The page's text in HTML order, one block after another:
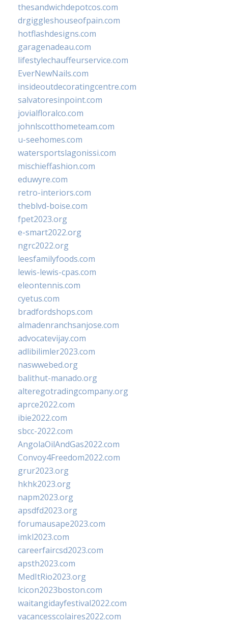
thesandwichdepotcos.com
drgiggleshouseofpain.com
hotflashdesigns.com
garagenadeau.com
lifestylechauffeurservice.com
EverNewNails.com
insideoutdecoratingcentre.com
salvatoresinpoint.com
jovialfloralco.com
johnlscotthometeam.com
u-seehomes.com
watersportslagonissi.com
mischieffashion.com
eduwyre.com
retro-interiors.com
theblvd-boise.com
fpet2023.org
e-smart2022.org
ngrc2022.org
leesfamilyfoods.com
lewis-lewis-cpas.com
eleontennis.com
cyetus.com
bradfordshops.com
almadenranchsanjose.com
advocatevijay.com
adlibilimler2023.com
naswwebed.org
balithut-manado.org
alteregotradingcompany.org
aprce2022.com
ibie2022.com
sbcc-2022.com
AngolaOilAndGas2022.com
Convoy4Freedom2022.com
grur2023.org
hkhk2023.org
napm2023.org
apsdfd2023.org
forumausape2023.com
imkl2023.com
careerfaircsd2023.com
apsth2023.com
MedItRio2023.org
lcicon2023boston.com
waitangidayfestival2022.com
vacancesscolaires2022.com